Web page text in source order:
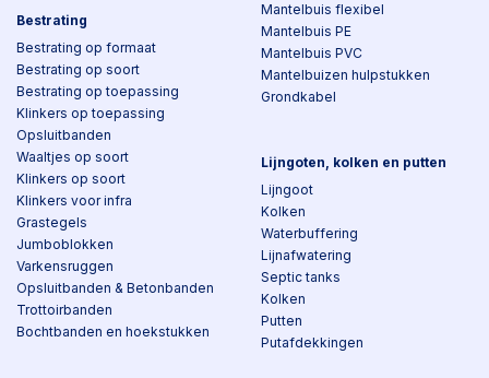
Bestrating
Bestrating op formaat
Bestrating op soort
Bestrating op toepassing
Klinkers op toepassing
Opsluitbanden
Waaltjes op soort
Klinkers op soort
Klinkers voor infra
Grastegels
Jumboblokken
Varkensruggen
Opsluitbanden & Betonbanden
Trottoirbanden
Bochtbanden en hoekstukken
Mantelbuis flexibel
Mantelbuis PE
Mantelbuis PVC
Mantelbuizen hulpstukken
Grondkabel
Lijngoten, kolken en putten
Lijngoot
Kolken
Waterbuffering
Lijnafwatering
Septic tanks
Kolken
Putten
Putafdekkingen